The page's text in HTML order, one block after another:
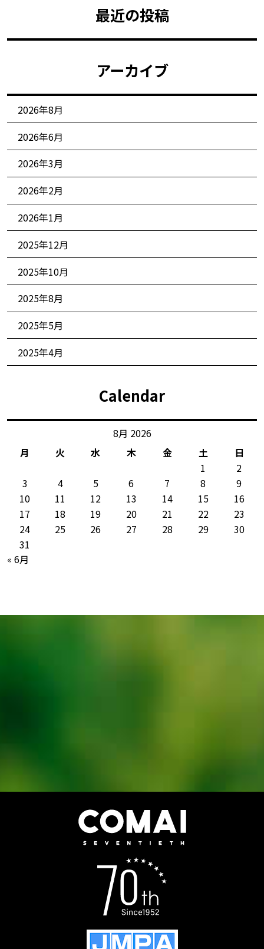
最近の投稿
アーカイブ
2026年8月
2026年6月
2026年3月
2026年2月
2026年1月
2025年12月
2025年10月
2025年8月
2025年5月
2025年4月
Calendar
8月 2026
月
火 水 木 金 土
日
1
2
3
4 5 6 7 8
9
10
11 12 13 14 15
16
17
18 19 20 21 22
23
24
25 26 27 28 29
30
31
« 6月